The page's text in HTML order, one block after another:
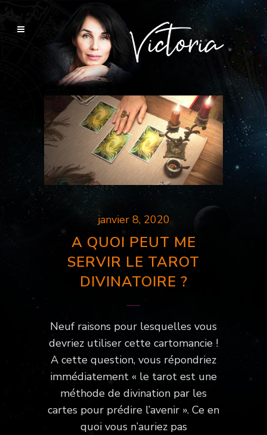
janvier 8, 2020
A QUOI PEUT ME
SERVIR LE TAROT
DIVINATOIRE ?
Neuf raisons pour lesquelles vous
devriez utiliser cette cartomancie !
A cette question, vous répondriez
immédiatement « le tarot est une
méthode de divination par les
cartes pour prédire l’avenir ». Ce en
quoi vous n’auriez pas